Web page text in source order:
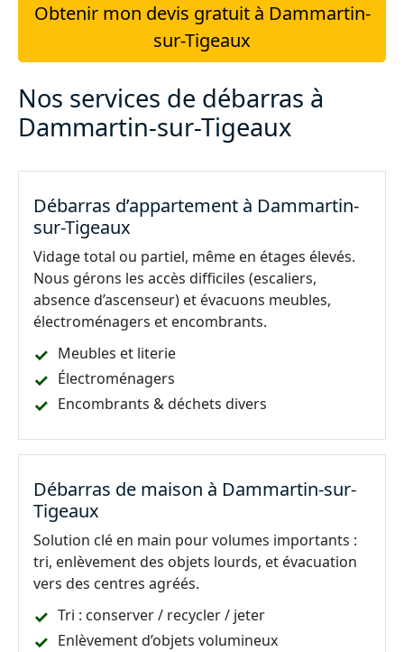
Obtenir mon devis gratuit à Dammartin-
sur-Tigeaux
Nos services de débarras à
Dammartin-sur-Tigeaux
Débarras d’appartement à Dammartin-
sur-Tigeaux
Vidage total ou partiel, même en étages élevés.
Nous gérons les accès difficiles (escaliers,
absence d’ascenseur) et évacuons meubles,
électroménagers et encombrants.
Meubles et literie
Électroménagers
Encombrants & déchets divers
Débarras de maison à Dammartin-sur-
Tigeaux
Solution clé en main pour volumes importants :
tri, enlèvement des objets lourds, et évacuation
vers des centres agréés.
Tri : conserver / recycler / jeter
Enlèvement d’objets volumineux